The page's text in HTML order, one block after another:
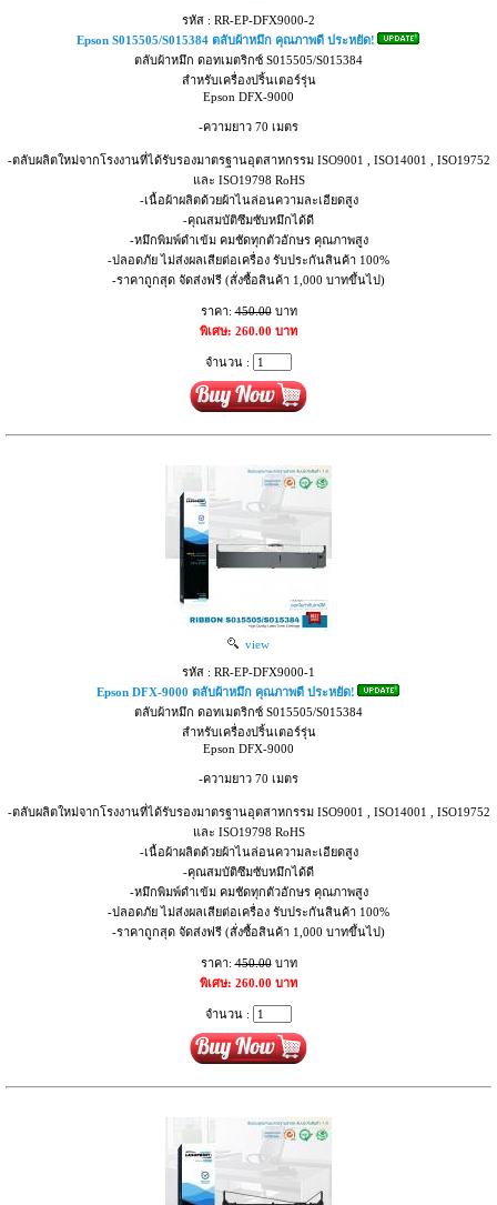
รหัส : RR-EP-DFX9000-2
Epson S015505/S015384 ตลับผ้าหมึก คุณภาพดี ประหยัด!
ตลับผ้าหมึก ดอทเมตริกซ์ S015505/S015384
สำหรับเครื่องปริ้นเตอร์รุ่น
Epson DFX-9000
-ความยาว 70 เมตร
-ตลับผลิตใหม่จากโรงงานที่ได้รับรองมาตรฐานอุตสาหกรรม ISO9001 , ISO14001 , ISO19752
และ ISO19798 RoHS
-เนื้อผ้าผลิตด้วยผ้าไนล่อนความละเอียดสูง
-คุณสมบัติซึมซับหมึกได้ดี
-หมึกพิมพ์ดำเข้ม คมชัดทุกตัวอักษร คุณภาพสูง
-ปลอดภัย ไม่ส่งผลเสียต่อเครื่อง รับประกันสินค้า 100%
-ราคาถูกสุด จัดส่งฟรี (สั่งซื้อสินค้า 1,000 บาทขึ้นไป)
ราคา:450.00บาท
พิเศษ: 260.00 บาท
จำนวน :
view
รหัส : RR-EP-DFX9000-1
Epson DFX-9000 ตลับผ้าหมึก คุณภาพดี ประหยัด!
ตลับผ้าหมึก ดอทเมตริกซ์ S015505/S015384
สำหรับเครื่องปริ้นเตอร์รุ่น
Epson DFX-9000
-ความยาว 70 เมตร
-ตลับผลิตใหม่จากโรงงานที่ได้รับรองมาตรฐานอุตสาหกรรม ISO9001 , ISO14001 , ISO19752
และ ISO19798 RoHS
-เนื้อผ้าผลิตด้วยผ้าไนล่อนความละเอียดสูง
-คุณสมบัติซึมซับหมึกได้ดี
-หมึกพิมพ์ดำเข้ม คมชัดทุกตัวอักษร คุณภาพสูง
-ปลอดภัย ไม่ส่งผลเสียต่อเครื่อง รับประกันสินค้า 100%
-ราคาถูกสุด จัดส่งฟรี (สั่งซื้อสินค้า 1,000 บาทขึ้นไป)
ราคา:450.00บาท
พิเศษ: 260.00 บาท
จำนวน :